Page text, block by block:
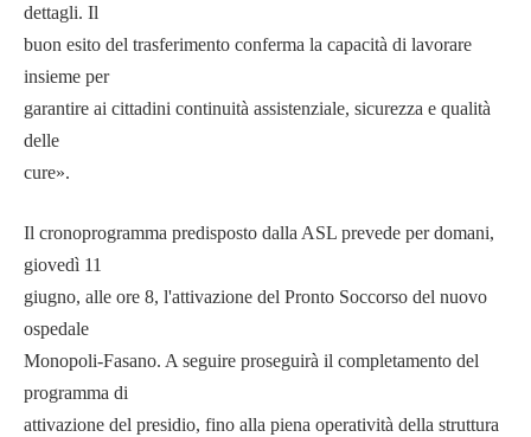
dettagli. Il
buon esito del trasferimento conferma la capacità di lavorare
insieme per
garantire ai cittadini continuità assistenziale, sicurezza e qualità
delle
cure».
Il cronoprogramma predisposto dalla ASL prevede per domani,
giovedì 11
giugno, alle ore 8, l'attivazione del Pronto Soccorso del nuovo
ospedale
Monopoli-Fasano. A seguire proseguirà il completamento del
programma di
attivazione del presidio, fino alla piena operatività della struttura